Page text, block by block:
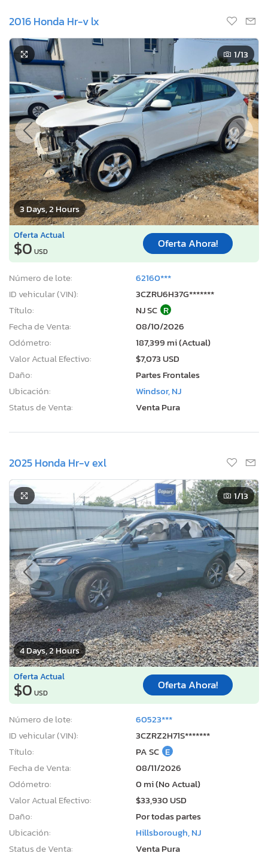
2016 Honda Hr-v lx
3 Days, 2 Hours
1/13
Oferta Actual
$0 USD
Oferta Ahora!
Número de lote:
62160***
ID vehicular (VIN):
3CZRU6H37G*******
Título:
NJ SC R
Fecha de Venta:
08/10/2026
Odómetro:
187,399 mi (Actual)
Valor Actual Efectivo:
$7,073 USD
Daño:
Partes Frontales
Ubicación:
Windsor, NJ
Status de Venta:
Venta Pura
2025 Honda Hr-v exl
4 Days, 2 Hours
1/13
Oferta Actual
$0 USD
Oferta Ahora!
Número de lote:
60523***
ID vehicular (VIN):
3CZRZ2H71S*******
Título:
PA SC E
Fecha de Venta:
08/11/2026
Odómetro:
0 mi (No Actual)
Valor Actual Efectivo:
$33,930 USD
Daño:
Por todas partes
Ubicación:
Hillsborough, NJ
Status de Venta:
Venta Pura